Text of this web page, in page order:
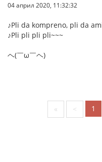
04 април 2020, 11:32:32
♪Pli da kompreno, pli da
♪Pli pli pli pli~~~
ヘ(￣ω￣ヘ)
« < 1